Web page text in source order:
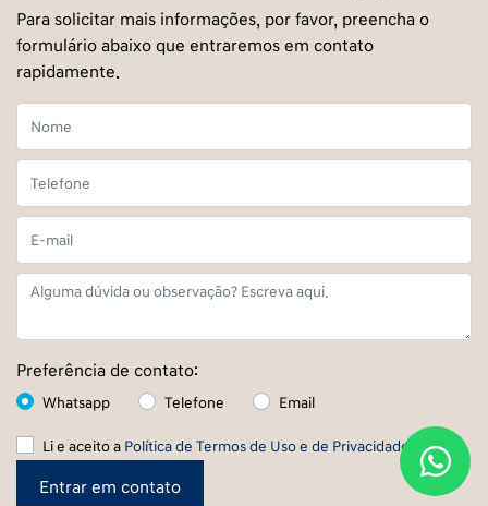
Para solicitar mais informações, por favor, preencha o
formulário abaixo que entraremos em contato
rapidamente.
Preferência de contato:
Whatsapp Telefone Email
Li e aceito a Política de Termos de Uso e de Privacidade.
Entrar em contato